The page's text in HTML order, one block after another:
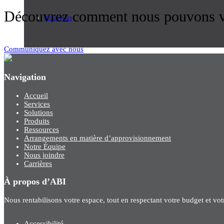
Nouvelles
Découvrez comment nous pouvons
Communiquez avec nous
Navigation
Accueil
Services
Solutions
Produits
Ressources
Arrangements en matière d’approvisionnement
Notre Équipe
Nous joindre
Carrières
À propos d’ABI
Nous rentabilisons votre espace, tout en respectant votre budget et